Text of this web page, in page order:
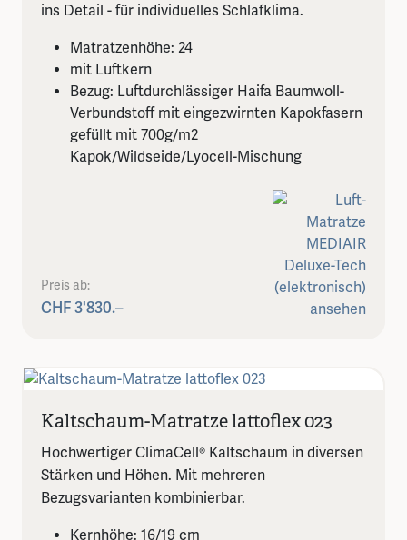
ins Detail - für individuelles Schlafklima.
Matratzenhöhe: 24
mit Luftkern
Bezug: Luftdurchlässiger Haifa Baumwoll-
Verbundstoff mit eingezwirnten Kapokfasern
gefüllt mit 700g/m2
Kapok/Wildseide/Lyocell-Mischung
Preis ab:
CHF 3'830.–
Kaltschaum-Matratze lattoflex 023
Hochwertiger ClimaCell® Kaltschaum in diversen
Stärken und Höhen. Mit mehreren
Bezugsvarianten kombinierbar.
Kernhöhe: 16/19 cm